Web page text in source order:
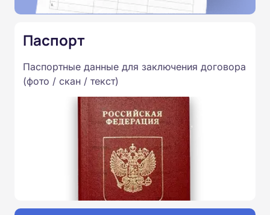
Паспорт
Паспортные данные для заключения договора
(фото / скан / текст)